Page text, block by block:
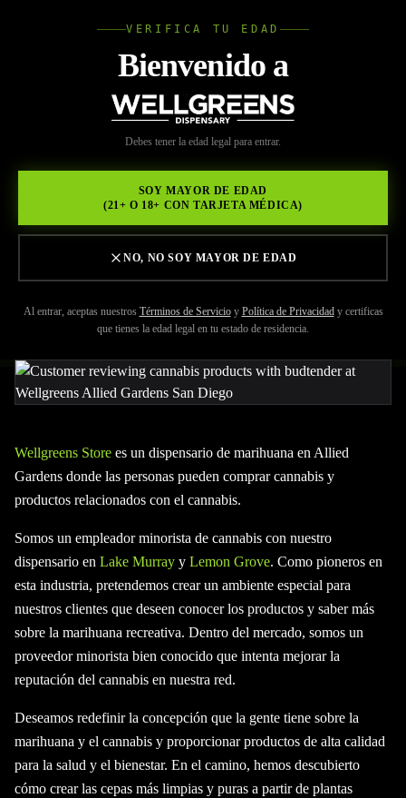
VERIFICA TU EDAD
Bienvenido a
Debes tener la edad legal para entrar.
SOY MAYOR DE EDAD
(21+ O 18+ CON TARJETA MÉDICA)
NO, NO SOY MAYOR DE EDAD
Al entrar, aceptas nuestros Términos de Servicio y Política de Privacidad y certificas
que tienes la edad legal en tu estado de residencia.
Volver a Recursos
CONTACTA AL MEJOR
DISPENSARIO DE
MARIHUANA ALLIED
GARDENS
Wellgreens Store es un dispensario de marihuana en Allied
Gardens donde las personas pueden comprar cannabis y
productos relacionados con el cannabis.
Somos un empleador minorista de cannabis con nuestro
dispensario en Lake Murray y Lemon Grove. Como pioneros en
esta industria, pretendemos crear un ambiente especial para
nuestros clientes que deseen conocer los productos y saber más
sobre la marihuana recreativa. Dentro del mercado, somos un
proveedor minorista bien conocido que intenta mejorar la
reputación del cannabis en nuestra red.
Deseamos redefinir la concepción que la gente tiene sobre la
marihuana y el cannabis y proporcionar productos de alta calidad
para la salud y el bienestar. En el camino, hemos descubierto
cómo crear las cepas más limpias y puras a partir de plantas